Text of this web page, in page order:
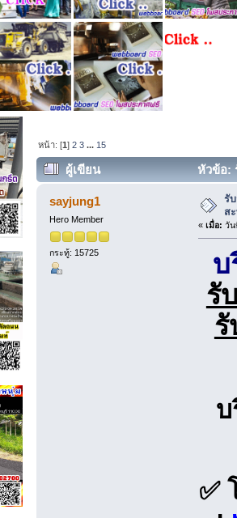
หน้า: [1]2 3 ... 15
ผู้เขียน
หัวข้อ:
(อ่าน 6150 ครั้ง)
sayjung1
Hero Member
กระทู้: 15725
รั
ส
« เมื่อ: วัน
บ
รั
บ
✅